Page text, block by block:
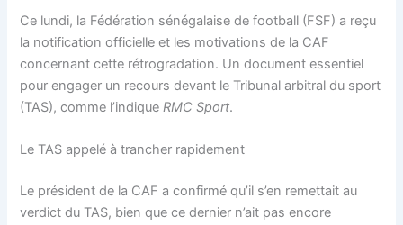
Ce lundi, la Fédération sénégalaise de football (FSF) a reçu
la notification officielle et les motivations de la CAF
concernant cette rétrogradation. Un document essentiel
pour engager un recours devant le Tribunal arbitral du sport
(TAS), comme l’indiqueRMC Sport.
Le TAS appelé à trancher rapidement
Le président de la CAF a confirmé qu’il s’en remettait au
verdict du TAS, bien que ce dernier n’ait pas encore